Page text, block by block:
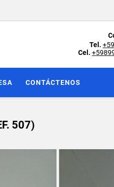
Tel.
Cel.
CONTÁCTENOS
507)